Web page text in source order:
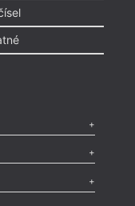
soutěž,